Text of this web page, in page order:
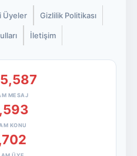
Üyeler Gizlilik Politikası
İletişim
MESAJ
KONU